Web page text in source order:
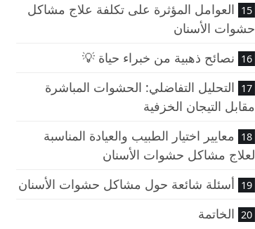
العوامل المؤثرة على تكلفة علاج مشاكل
حشوات الأسنان
نصائح ذهبية من خبراء حياة 💡
التحليل التفاضلي: الحشوات المباشرة
مقابل التيجان الخزفية
معايير اختيار الطبيب والعيادة المناسبة
لعلاج مشاكل حشوات الأسنان
أسئلة شائعة حول مشاكل حشوات الأسنان
الخاتمة